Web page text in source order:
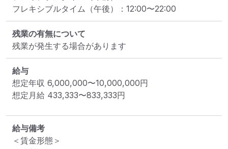
フレキシブルタイム（午後）
： 12:00〜22:00
残業の有無について
残業が発生する場合があります
給与
想定年収 6,000,000〜10,000,000円
想定月給 433,333〜833,333円
給与備考
＜賃金形態＞